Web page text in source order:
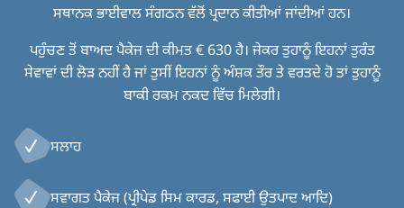
ਸਥਾਨਕ ਭਾਈਵਾਲ ਸੰਗਠਨ ਵੱਲੋਂ ਪ੍ਰਦਾਨ ਕੀਤੀਆਂ ਜਾਂਦੀਆਂ ਹਨ।
ਪਹੁੰਚਣ ਤੋਂ ਬਾਅਦ ਪੈਕੇਜ ਦੀ ਕੀਮਤ € 630 ਹੈ। ਜੇਕਰ ਤੁਹਾਨੂੰ ਇਹਨਾਂ ਤੁਰੰਤ
ਸੇਵਾਵਾਂ ਦੀ ਲੋੜ ਨਹੀਂ ਹੈ ਜਾਂ ਤੁਸੀਂ ਇਹਨਾਂ ਨੂੰ ਅੰਸ਼ਕ ਤੌਰ ਤੇ ਵਰਤਦੇ ਹੋ ਤਾਂ ਤੁਹਾਨੂੰ
ਬਾਕੀ ਰਕਮ ਨਕਦ ਵਿੱਚ ਮਿਲੇਗੀ।
ਸਲਾਹ
ਸਵਾਗਤ ਪੈਕੇਜ (ਪ੍ਰੀਪੇਡ ਸਿਮ ਕਾਰਡ, ਸਫਾਈ ਉਤਪਾਦ ਆਦਿ)